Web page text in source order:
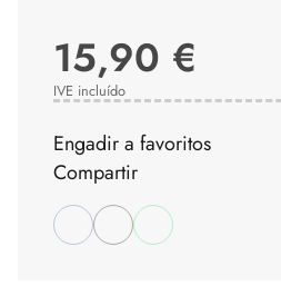
15,90 €
IVE incluído
Engadir a favoritos
Compartir